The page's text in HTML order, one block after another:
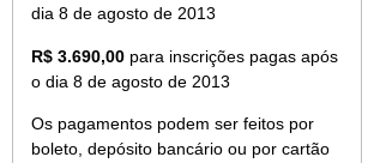
dia 8 de agosto de 2013
R$ 3.690,00 para inscrições pagas após
o dia 8 de agosto de 2013
Os pagamentos podem ser feitos por
boleto, depósito bancário ou por cartão